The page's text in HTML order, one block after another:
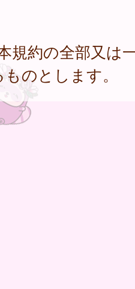
約の全部又は
のとします。